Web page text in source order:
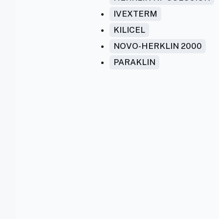
IVEXTERM
KILICEL
NOVO-HERKLIN 2000
PARAKLIN